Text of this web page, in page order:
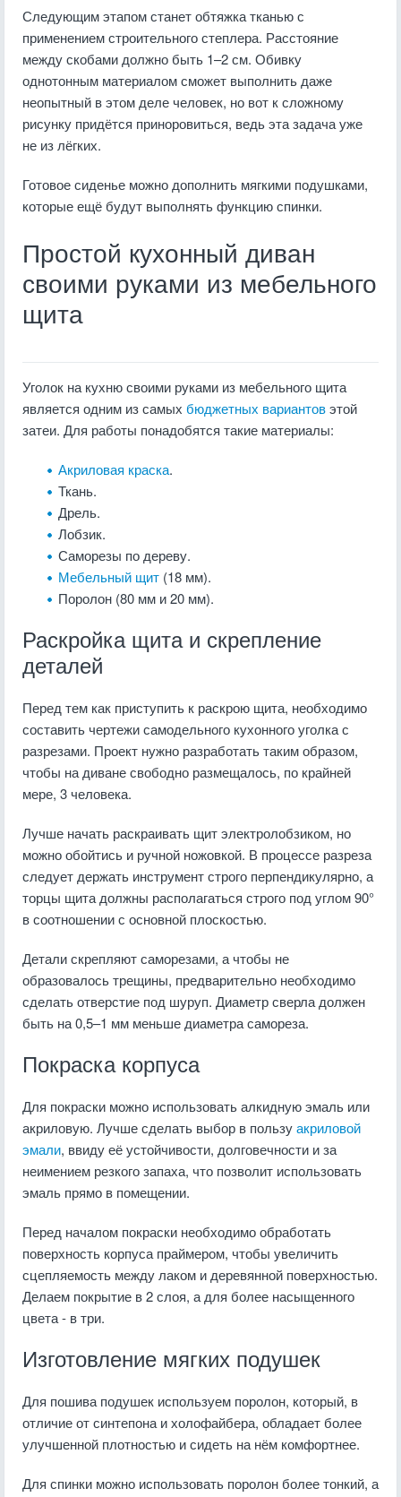
Следующим этапом станет обтяжка тканью с
применением строительного степлера. Расстояние
между скобами должно быть 1–2 см. Обивку
однотонным материалом сможет выполнить даже
неопытный в этом деле человек, но вот к сложному
рисунку придётся приноровиться, ведь эта задача уже
не из лёгких.
Готовое сиденье можно дополнить мягкими подушками,
которые ещё будут выполнять функцию спинки.
Простой кухонный диван
своими руками из мебельного
щита
Уголок на кухню своими руками из мебельного щита
является одним из самых бюджетных вариантовэтой
затеи. Для работы понадобятся такие материалы:
Акриловая краска.
Ткань.
Дрель.
Лобзик.
Саморезы по дереву.
Мебельный щит (18 мм).
Поролон (80 мм и 20 мм).
Раскройка щита и скрепление
деталей
Перед тем как приступить к раскрою щита, необходимо
составить чертежи самодельного кухонного уголка с
разрезами. Проект нужно разработать таким образом,
чтобы на диване свободно размещалось, по крайней
мере, 3 человека.
Лучше начать раскраивать щит электролобзиком, но
можно обойтись и ручной ножовкой. В процессе разреза
следует держать инструмент строго перпендикулярно, а
торцы щита должны располагаться строго под углом 90°
в соотношении с основной плоскостью.
Детали скрепляют саморезами, а чтобы не
образовалось трещины, предварительно необходимо
сделать отверстие под шуруп. Диаметр сверла должен
быть на 0,5–1 мм меньше диаметра самореза.
Покраска корпуса
Для покраски можно использовать алкидную эмаль или
акриловую. Лучше сделать выбор в пользуакриловой
эмали, ввиду её устойчивости, долговечности и за
неимением резкого запаха, что позволит использовать
эмаль прямо в помещении.
Перед началом покраски необходимо обработать
поверхность корпуса праймером, чтобы увеличить
сцепляемость между лаком и деревянной поверхностью.
Делаем покрытие в 2 слоя, а для более насыщенного
цвета - в три.
Изготовление мягких подушек
Для пошива подушек используем поролон, который, в
отличие от синтепона и холофайбера, обладает более
улучшенной плотностью и сидеть на нём комфортнее.
Для спинки можно использовать поролон более тонкий, а